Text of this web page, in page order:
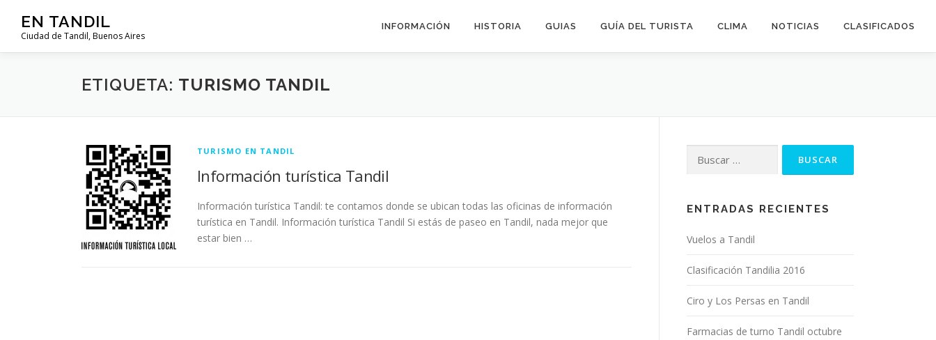
EN TANDIL
Ciudad de Tandil, Buenos Aires
INFORMACIÓN HISTORIA GUIAS GUÍA DEL TURISTA CLIMA NOTICIAS CLASIFICADOS
ETIQUETA: TURISMO TANDIL
TURISMO EN TANDIL
Información turística Tandil
Información turística Tandil: te contamos donde se ubican todas las oficinas de información
turística en Tandil. Información turística Tandil Si estás de paseo en Tandil, nada mejor que
estar bien …
ENTRADAS RECIENTES
Vuelos a Tandil
Clasificación Tandilia 2016
Ciro y Los Persas en Tandil
Farmacias de turno Tandil octubre